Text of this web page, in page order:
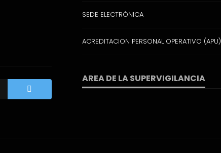
SEDE ELECTRÓNICA
ACREDITACION PERSONAL OPERATIVO (APU)
AREA DE LA SUPERVIGILANCIA